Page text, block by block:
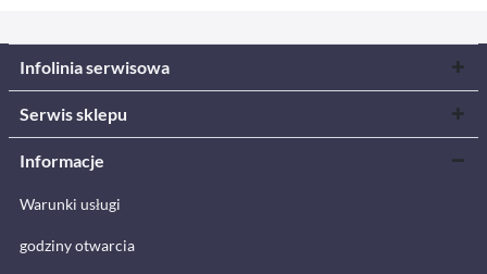
Infolinia serwisowa
Serwis sklepu
Informacje
Warunki usługi
godziny otwarcia